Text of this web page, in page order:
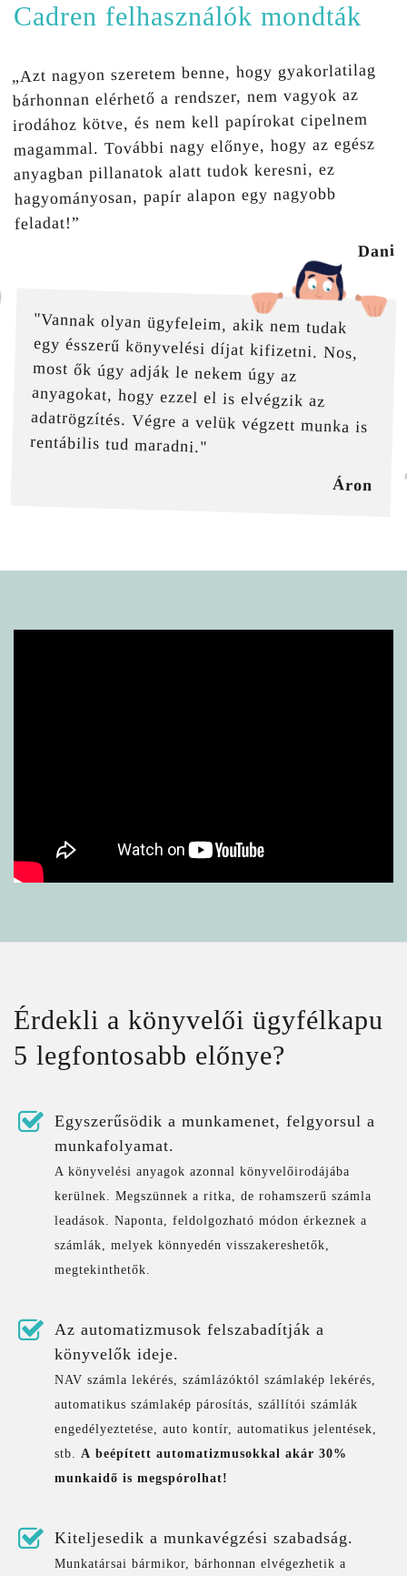
Cadren felhasználók mondták
„Azt nagyon szeretem benne, hogy gyakorlatilag
bárhonnan elérhető a rendszer, nem vagyok az
irodához kötve, és nem kell papírokat cipelnem
magammal. További nagy előnye, hogy az egész
anyagban pillanatok alatt tudok keresni, ez
hagyományosan, papír alapon egy nagyobb
feladat!”
Dani
"Vannak olyan ügyfeleim, akik nem tudak
egy ésszerű könyvelési díjat kifizetni. Nos,
most ők úgy adják le nekem úgy az
anyagokat, hogy ezzel el is elvégzik az
adatrögzítés. Végre a velük végzett munka is
rentábilis tud maradni."
Áron
Érdekli a könyvelői ügyfélkapu
5 legfontosabb előnye?
Egyszerűsödik a munkamenet, felgyorsul a
munkafolyamat.
A könyvelési anyagok azonnal könyvelőirodájába
kerülnek. Megszünnek a ritka, de rohamszerű számla
leadások. Naponta, feldolgozható módon érkeznek a
számlák, melyek könnyedén visszakereshetők,
megtekinthetők.
Az automatizmusok felszabadítják a
könyvelők ideje.
NAV számla lekérés, számlázóktól számlakép lekérés,
automatikus számlakép párosítás, szállítói számlák
engedélyeztetése, auto kontír, automatikus jelentések,
stb. A beépített automatizmusokkal akár 30%
munkaidő is megspórolhat!
Kiteljesedik a munkavégzési szabadság.
Munkatársai bármikor, bárhonnan elvégezhetik a